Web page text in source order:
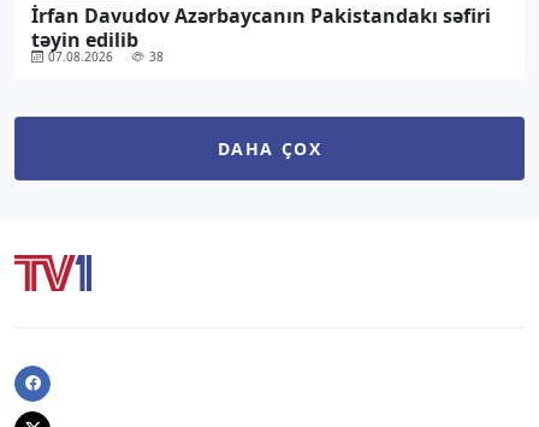
İrfan Davudov Azərbaycanın Pakistandakı səfiri
təyin edilib
07.08.2026 38
DAHA ÇOX
Facebook